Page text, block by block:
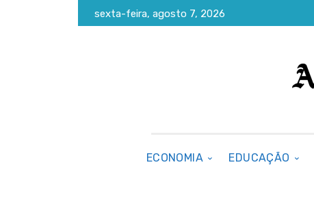
sexta-feira, agosto 7, 2026
ECONOMIA EDUCAÇÃO